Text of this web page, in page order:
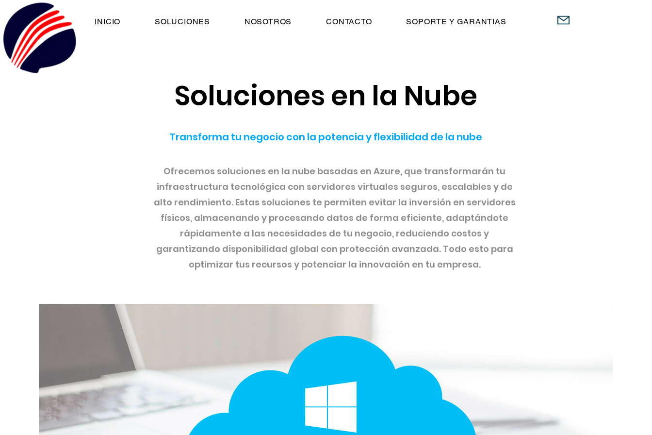
INICIO SOLUCIONES NOSOTROS CONTACTO SOPORTE Y GARANTIAS
Soluciones en la Nube
Transforma tu negocio con la potencia y flexibilidad de la nube
Ofrecemos soluciones en la nube basadas en Azure, que transformarán tu
infraestructura tecnológica con servidores virtuales seguros, escalables y de
alto rendimiento. Estas soluciones te permiten evitar la inversión en servidores
físicos, almacenando y procesando datos de forma eficiente, adaptándote
rápidamente a las necesidades de tu negocio, reduciendo costos y
garantizando disponibilidad global con protección avanzada. Todo esto para
optimizar tus recursos y potenciar la innovación en tu empresa.